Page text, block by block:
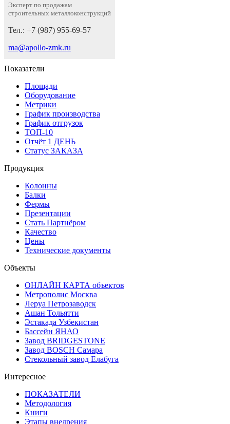
Эксперт по продажам
строительных металлоконструкций
Тел.: +7 (987) 955-69-57
ma@apollo-zmk.ru
Показатели
Площади
Оборудование
Метрики
График производства
График отгрузок
ТОП-10
Отчёт 1 ДЕНЬ
Статус ЗАКАЗА
Продукция
Колонны
Балки
Фермы
Презентации
Стать Партнёром
Качество
Цены
Технические документы
Объекты
ОНЛАЙН КАРТА объектов
Метрополис Москва
Леруа Петрозаводск
Ашан Тольятти
Эстакада Узбекистан
Бассейн ЯНАО
Завод BRIDGESTONE
Завод BOSCH Самара
Стекольный завод Елабуга
Интересное
ПОКАЗАТЕЛИ
Методология
Книги
Этапы внедрения